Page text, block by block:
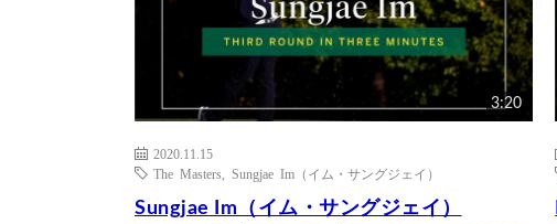
3:20
2020.11.15
The Masters
Sungjae Im（イム・サングジェイ）
Sungjae Im（イム・サングジェイ）